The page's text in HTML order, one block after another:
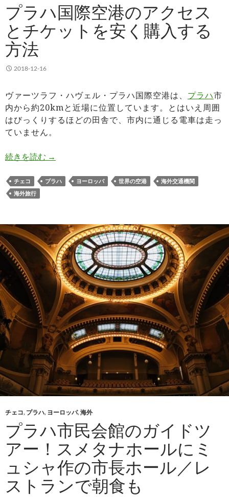
プラハ国際空港のアクセス
とチケットを安く購入する
方法
2018-12-16
ヴァーツラフ・ハヴェル・プラハ国際空港は、 プラハ市
内から約20kmと近場に位置しています。とはいえ周囲
はびっくりするほどの田舎で、市内に通じる電車は走っ
ていません。
続きを読む プラハ国際空港のアクセスとチケットを安く購
→
チェコ プラハ ヨーロッパ 世界の空港
海外交通機関
海外旅行
チェコ, プラハ, ヨーロッパ,海外
プラハ市民会館のガイドツ
アー！スメタナホールにミ
ュシャ作の市長ホール／レ
ストランで朝食も